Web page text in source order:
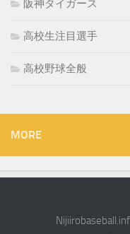
阪神タイガース
高校生注目選手
高校野球全般
MORE